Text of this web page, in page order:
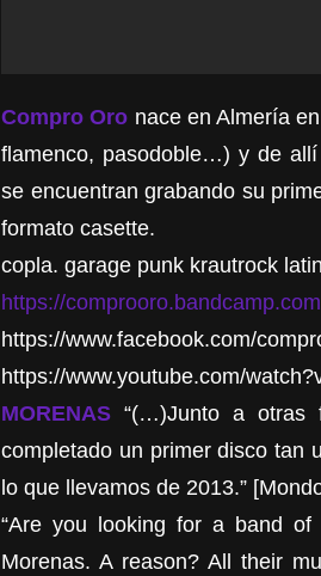
Compro Oro nace en Almería
flamenco, pasodoble…) y de
se encuentran grabando su
formato casette.
copla. garage punk krautrock
https://
https://www.facebook.com/
https://www.youtube.com/
MORENAS “(…)Junto a otras
completado un primer disco tan
lo que llevamos de 2013.”
“Are you looking for a band
Morenas. A reason? All their